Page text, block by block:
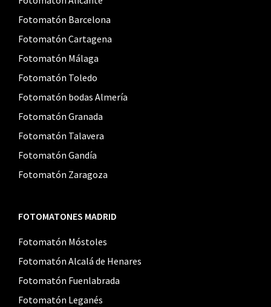
Fotomatón Barcelona
Fotomatón Cartagena
Fotomatón Málaga
Fotomatón Toledo
Fotomatón bodas Almería
Fotomatón Granada
Fotomatón Talavera
Fotomatón Gandía
Fotomatón Zaragoza
FOTOMATONES MADRID
Fotomatón Móstoles
Fotomatón Alcalá de Henares
Fotomatón Fuenlabrada
Fotomatón Leganés